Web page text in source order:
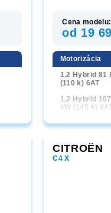
Cena modelu:
od 19
Motorizácia
1.2 Hybrid 81
(110 k) 6AT
1.2 Hybrid 107
kW (145 k)
CITROËN
C4 X